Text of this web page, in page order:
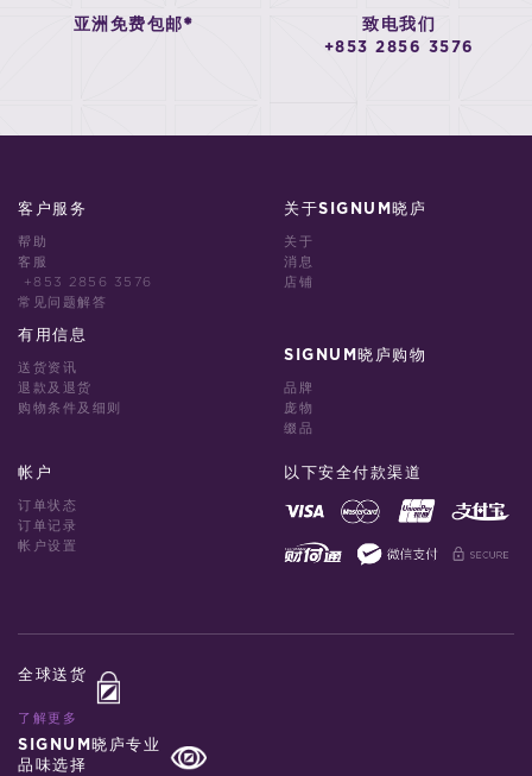
亚洲免费包邮* 致电我们
+853 2856 3576
客户服务
帮助
客服
+853 2856 3576
常见问题解答
有用信息
送货资讯
退款及退货
购物条件及细则
关于SIGNUM晓庐
关于
消息
店铺
SIGNUM晓庐购物
品牌
庞物
缀品
帐户
订单状态
订单记录
帐户设置
以下安全付款渠道
全球送货
了解更多
SIGNUM晓庐专业
品味选择